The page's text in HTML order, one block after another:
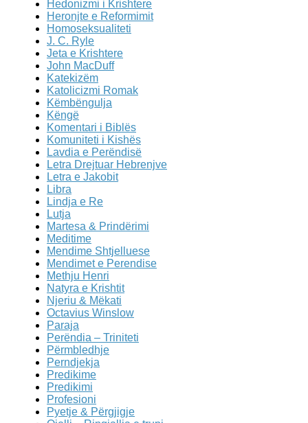
Hedonizmi i Krishtere
Heronjte e Reformimit
Homoseksualiteti
J. C. Ryle
Jeta e Krishtere
John MacDuff
Katekizëm
Katolicizmi Romak
Këmbëngulja
Këngë
Komentari i Biblës
Komuniteti i Kishës
Lavdia e Perëndisë
Letra Drejtuar Hebrenjve
Letra e Jakobit
Libra
Lindja e Re
Lutja
Martesa & Prindërimi
Meditime
Mendime Shtjelluese
Mendimet e Perendise
Methju Henri
Natyra e Krishtit
Njeriu & Mëkati
Octavius Winslow
Paraja
Perëndia – Triniteti
Përmbledhje
Perndjekja
Predikime
Predikimi
Profesioni
Pyetje & Përgjigje